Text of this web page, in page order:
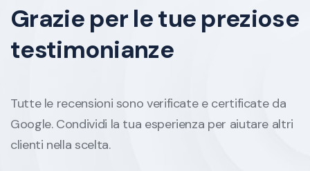
Grazie per le tuepreziose
testimonianze
Tutte le recensioni sono verificate e certificate da
Google. Condividi la tua esperienza per aiutare altri
clienti nella scelta.